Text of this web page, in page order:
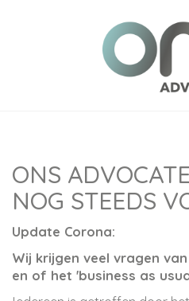
ONS
NOG STEEDS
Update Corona:
Wij krijgen veel vragen
en of het 'business as